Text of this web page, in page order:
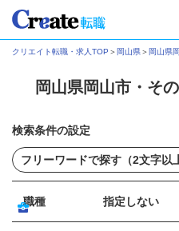
クリエイト転職・求人TOP ＞ 岡山県＞ 岡山県
岡山県岡山市・そ
検索条件の設定
職種 指定しない